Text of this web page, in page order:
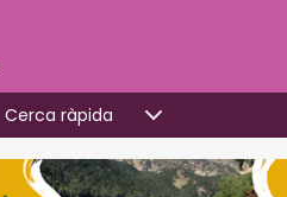
Cerca ràpida